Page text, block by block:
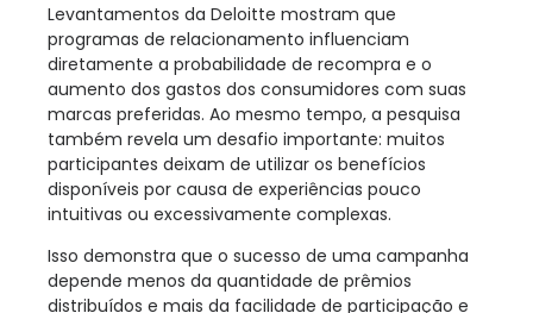
Levantamentos da Deloitte mostram que
programas de relacionamento influenciam
diretamente a probabilidade de recompra e o
aumento dos gastos dos consumidores com suas
marcas preferidas. Ao mesmo tempo, a pesquisa
também revela um desafio importante: muitos
participantes deixam de utilizar os benefícios
disponíveis por causa de experiências pouco
intuitivas ou excessivamente complexas.
Isso demonstra que o sucesso de uma campanha
depende menos da quantidade de prêmios
distribuídos e mais da facilidade de participação e